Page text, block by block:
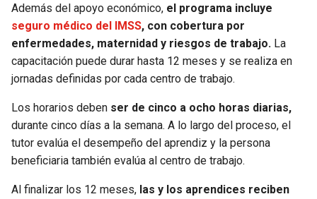
Además del apoyo económico, el programa incluye
seguro médico del IMSS, con cobertura por
enfermedades, maternidad y riesgos de trabajo. La
capacitación puede durar hasta 12 meses y se realiza en
jornadas definidas por cada centro de trabajo.
Los horarios deben ser de cinco a ocho horas diarias,
durante cinco días a la semana. A lo largo del proceso, el
tutor evalúa el desempeño del aprendiz y la persona
beneficiaria también evalúa al centro de trabajo.
Al finalizar los 12 meses, las y los aprendices reciben